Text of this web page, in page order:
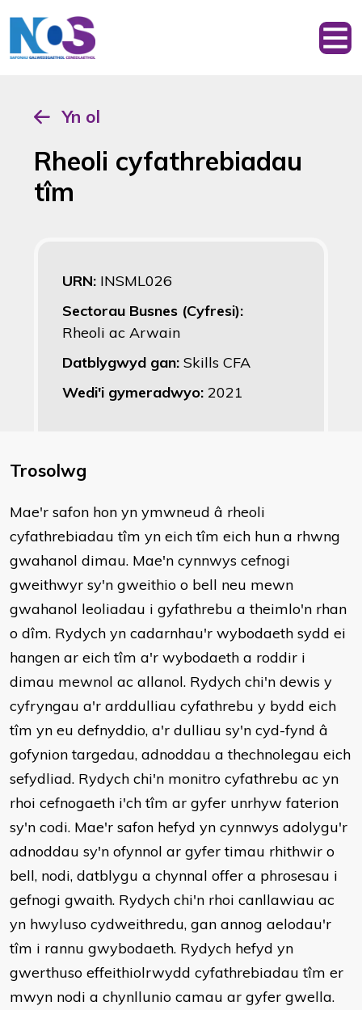
Yn ol
Rheoli cyfathrebiadau
tîm
URN: INSML026
Sectorau Busnes (Cyfresi):
Rheoli ac Arwain
Datblygwyd gan: Skills CFA
Wedi'i gymeradwyo: 2021
Trosolwg
Mae'r safon hon yn ymwneud â rheoli
cyfathrebiadau tîm yn eich tîm eich hun a rhwng
gwahanol dimau. Mae'n cynnwys cefnogi
gweithwyr sy'n gweithio o bell neu mewn
gwahanol leoliadau i gyfathrebu a theimlo'n rhan
o dîm. Rydych yn cadarnhau'r wybodaeth sydd ei
hangen ar eich tîm a'r wybodaeth a roddir i
dimau mewnol ac allanol. Rydych chi'n dewis y
cyfryngau a'r arddulliau cyfathrebu y bydd eich
tîm yn eu defnyddio, a'r dulliau sy'n cyd-fynd â
gofynion targedau, adnoddau a thechnolegau eich
sefydliad. Rydych chi'n monitro cyfathrebu ac yn
rhoi cefnogaeth i'ch tîm ar gyfer unrhyw faterion
sy'n codi. Mae'r safon hefyd yn cynnwys adolygu'r
adnoddau sy'n ofynnol ar gyfer timau rhithwir o
bell, nodi, datblygu a chynnal offer a phrosesau i
gefnogi gwaith. Rydych chi'n rhoi canllawiau ac
yn hwyluso cydweithredu, gan annog aelodau'r
tîm i rannu gwybodaeth. Rydych hefyd yn
gwerthuso effeithiolrwydd cyfathrebiadau tîm er
mwyn nodi a chynllunio camau ar gyfer gwella.